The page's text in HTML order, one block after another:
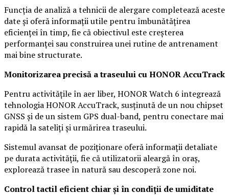
Funcția de analiză a tehnicii de alergare completează aceste
date și oferă informații utile pentru îmbunătățirea
eficienței în timp, fie că obiectivul este creșterea
performanței sau construirea unei rutine de antrenament
mai bine structurate.
Monitorizarea precisă a traseului cu HONOR AccuTrack
Pentru activitățile în aer liber, HONOR Watch 6 integrează
tehnologia HONOR AccuTrack, susținută de un nou chipset
GNSS și de un sistem GPS dual-band, pentru conectare mai
rapidă la sateliți și urmărirea traseului.
Sistemul avansat de poziționare oferă informații detaliate
pe durata activității, fie că utilizatorii aleargă în oraș,
explorează trasee în natură sau descoperă zone noi.
Control tactil eficient chiar și în condiții de umiditate